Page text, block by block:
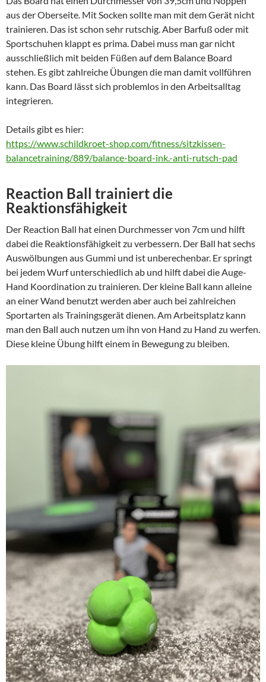
aus der Oberseite. Mit Socken sollte man mit dem Gerät nicht
trainieren. Das ist schon sehr rutschig. Aber Barfuß oder mit
Sportschuhen klappt es prima. Dabei muss man gar nicht
ausschließlich mit beiden Füßen auf dem Balance Board
stehen. Es gibt zahlreiche Übungen die man damit vollführen
kann. Das Board lässt sich problemlos in den Arbeitsalltag
integrieren.
Details gibt es hier:
https://www.schildkroet-shop.com/fitness/sitzkissen-
balancetraining/889/balance-board-ink.-anti-rutsch-pad
Reaction Ball trainiert die
Reaktionsfähigkeit
Der Reaction Ball hat einen Durchmesser von 7cm und hilft
dabei die Reaktionsfähigkeit zu verbessern. Der Ball hat sechs
Auswölbungen aus Gummi und ist unberechenbar. Er springt
bei jedem Wurf unterschiedlich ab und hilft dabei die Auge-
Hand Koordination zu trainieren. Der kleine Ball kann alleine
an einer Wand benutzt werden aber auch bei zahlreichen
Sportarten als Trainingsgerät dienen. Am Arbeitsplatz kann
man den Ball auch nutzen um ihn von Hand zu Hand zu werfen.
Diese kleine Übung hilft einem in Bewegung zu bleiben.